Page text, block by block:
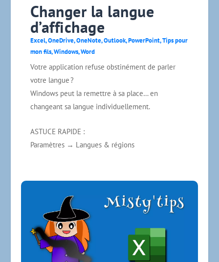
Changer la langue
d’affichage
Excel,OneDrive,OneNote,Outlook,PowerPoint,Tips pour
mon fils,Windows,Word
Votre application refuse obstinément de parler
votre langue ?
Windows peut la remettre à sa place… en
changeant sa langue individuellement.
ASTUCE RAPIDE :
Paramètres → Langues & régions